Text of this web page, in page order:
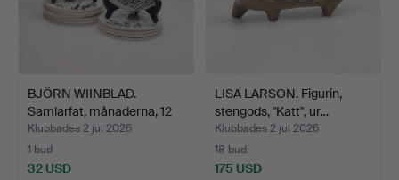
BJÖRN WIINBLAD.
Samlarfat, månaderna, 12
s…
Klubbades 2 jul 2026
1 bud
32 USD
LISA LARSON. Figurin,
stengods, "Katt", ur…
Klubbades 2 jul 2026
18 bud
175 USD